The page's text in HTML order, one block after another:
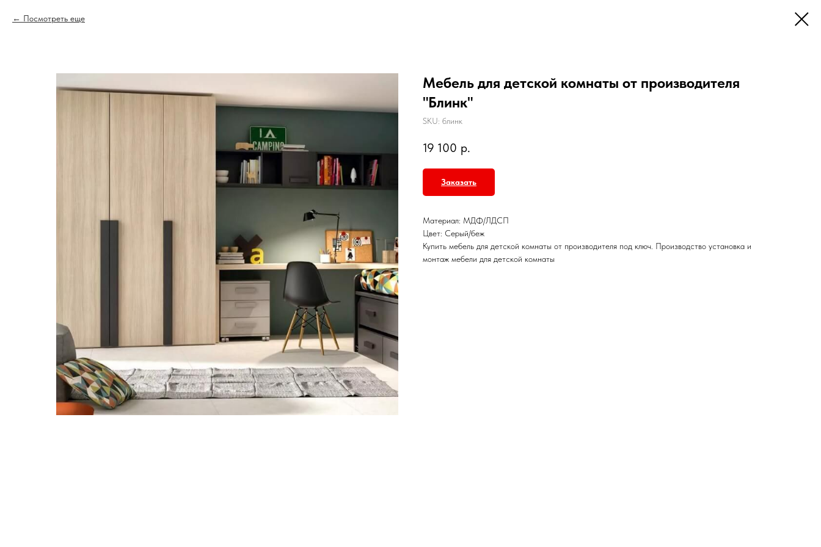
Посмотреть еще
Мебель для детской комнаты от производителя
"Блинк"
SKU: блинк
19 100 р.
Заказать
Материал: МДФ/ЛДСП
Цвет: Серый/беж
Купить мебель для детской комнаты от производителя под ключ. Производство установка и
монтаж мебели для детской комнаты